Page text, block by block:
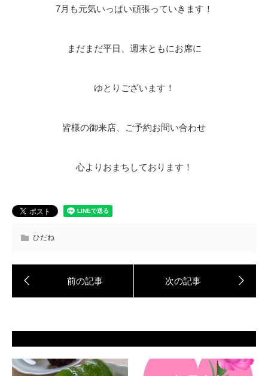
7月も元気いっぱい頑張っていきます！
まだまだ平日、週末ともにお席に
ゆとりございます！
皆様の御来店、ご予約お問い合わせ
心よりおまちしております！
ひだね